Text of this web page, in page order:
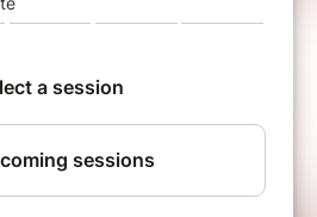
Le Corre
:Emeric Bellamoli